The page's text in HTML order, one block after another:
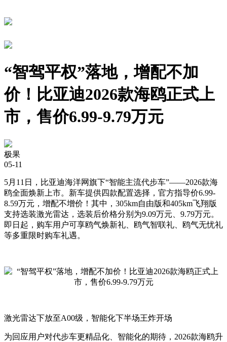
“智驾平权”落地，增配不加
价！比亚迪2026款海鸥正式上
市，售价6.99-9.79万元
极果
05-11
5月11日，比亚迪海洋网旗下“智能主流代步车”——2026款海
鸥全面焕新上市。新车提供四款配置选择，官方指导价6.99-
8.59万元，增配不增价！其中，305km自由版和405km飞翔版
支持选装激光雷达，选装后价格分别为9.09万元、9.79万元。
即日起，购车用户可享鸥气焕新礼、鸥气智联礼、鸥气无忧礼
等多重限时购车礼遇。
激光雷达下放至A00级，智能化下半场王炸开场
为回应用户对代步车更精品化、智能化的期待，2026款海鸥升